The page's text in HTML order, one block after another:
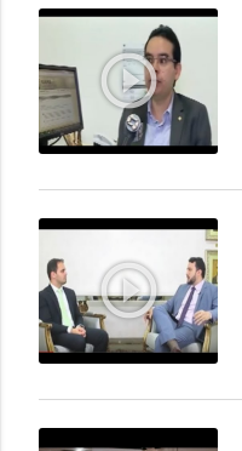
play_circle_outline
play_circle_outline